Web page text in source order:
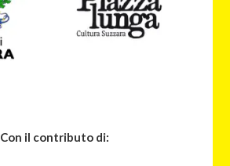
Con il contributo di: